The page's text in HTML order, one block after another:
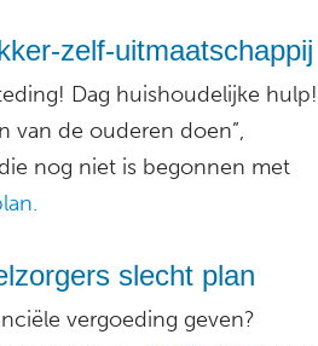
zelf-uitmaatschappij
Dag huishoudelijke hulp!
van de ouderen doen”,
nog niet is begonnen met
slecht plan
vergoeding geven?